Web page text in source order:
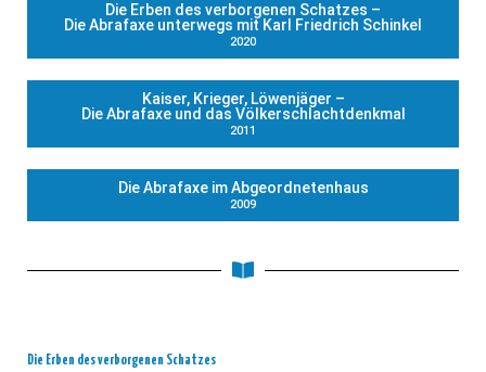
Die Erben des verborgenen Schatzes –
Die Abrafaxe unterwegs mit Karl Friedrich Schinkel
2020
Kaiser, Krieger, Löwenjäger –
Die Abrafaxe und das Völkerschlachtdenkmal
2011
Die Abrafaxe im Abgeordnetenhaus
2009
Die Erben des verborgenen Schatzes